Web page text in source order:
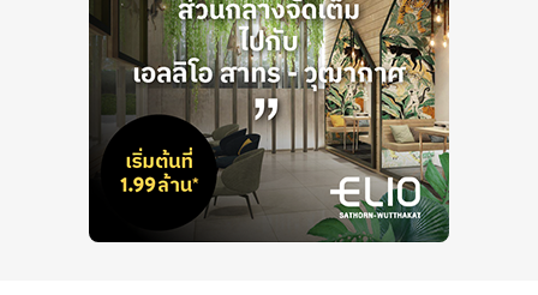
มองออกไปจะเห็น‘สะพานปลา’อยู่ไกล ๆ หนึ่งสัญลักษณ์ที่
บ่งบอกถึงความอุดมสมบูรณ์ของพื้นที่ หัวหินก็เป็นอีกเมือง
หนึ่งที่มีการปรับตัว และพร้อมจะพัฒนาศักยภาพอยู่ตลอด
เวลา จนกลายเป็นจุดหมายในฝันของใครหลายคน ที่
ไม่ใช่แค่เหล่านักท่องเที่ยวเพียงกลุ่มเดียวอีกต่อไป เพราะ
แม้แต่นักลงทุนอสังหาฯ และผู้ที่หลงรักในบรรยากาศ
ธรรมชาติ ก็ต่างพากันเข้ามาจับจอง ตลอดจนมองหาที่พัก